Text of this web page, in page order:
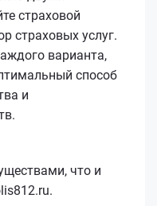
страховой
страховых услуг.
варианта,
способ
и
что и